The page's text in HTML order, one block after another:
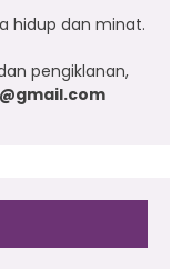
hidup dan minat.
pengiklanan,